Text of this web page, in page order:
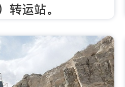
转运站。